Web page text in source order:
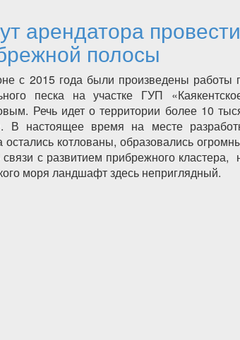
арендатора провести
полосы
с 2015 года были произведены работы
песка на участке ГУП
Речь идет о территории более 10
В настоящее время на месте
остались котлованы, образовались
с развитием прибрежного кластера,
моря ландшафт здесь неприглядный.